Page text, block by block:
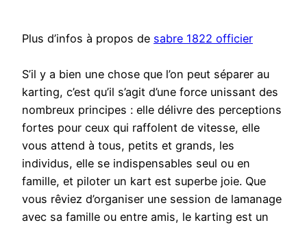
Plus d’infos à propos de sabre 1822 officier
S’il y a bien une chose que l’on peut séparer au
karting, c’est qu’il s’agit d’une force unissant des
nombreux principes : elle délivre des perceptions
fortes pour ceux qui raffolent de vitesse, elle
vous attend à tous, petits et grands, les
individus, elle se indispensables seul ou en
famille, et piloter un kart est superbe joie. Que
vous rêviez d’organiser une session de lamanage
avec sa famille ou entre amis, le karting est un